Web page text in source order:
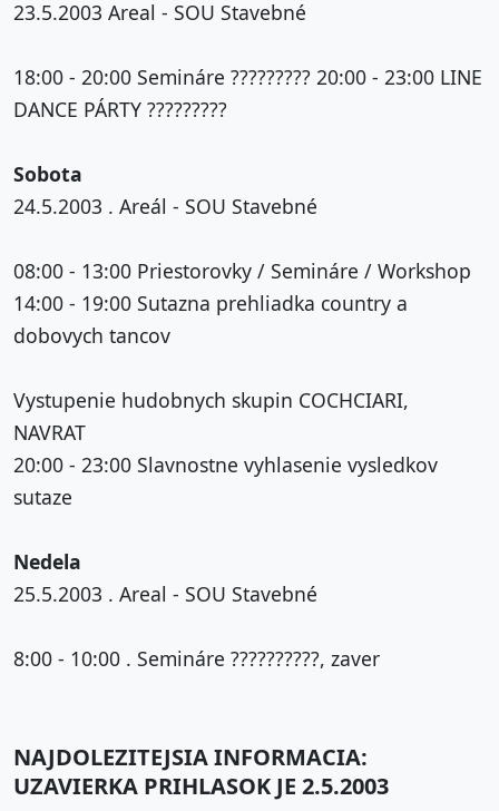
23.5.2003 Areal - SOU Stavebné
18:00 - 20:00 Semináre ????????? 20:00 - 23:00 LINE
DANCE PÁRTY ?????????
Sobota
24.5.2003 . Areál - SOU Stavebné
08:00 - 13:00 Priestorovky / Semináre / Workshop
14:00 - 19:00 Sutazna prehliadka country a
dobovych tancov
Vystupenie hudobnych skupin COCHCIARI,
NAVRAT
20:00 - 23:00 Slavnostne vyhlasenie vysledkov
sutaze
Nedela
25.5.2003 . Areal - SOU Stavebné
8:00 - 10:00 . Semináre ??????????, zaver
NAJDOLEZITEJSIA INFORMACIA:
UZAVIERKA PRIHLASOK JE 2.5.2003